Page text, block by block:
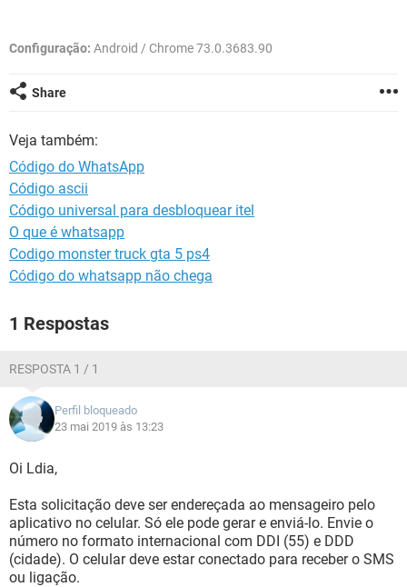
Configuração: Android / Chrome 73.0.3683.90
Share
Veja também:
Código do WhatsApp
Código ascii
Código universal para desbloquear itel
O que é whatsapp
Codigo monster truck gta 5 ps4
Código do whatsapp não chega
1 Respostas
RESPOSTA 1 / 1
Perfil bloqueado
23 mai 2019 às 13:23
Oi Ldia,
Esta solicitação deve ser endereçada ao mensageiro pelo
aplicativo no celular. Só ele pode gerar e enviá-lo. Envie o
número no formato internacional com DDI (55) e DDD
(cidade). O celular deve estar conectado para receber o SMS
ou ligação.